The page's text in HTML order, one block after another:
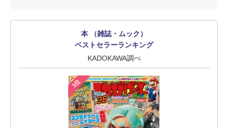
本 （雑誌・ムック）
ベストセラーランキング
KADOKAWA調べ
1位